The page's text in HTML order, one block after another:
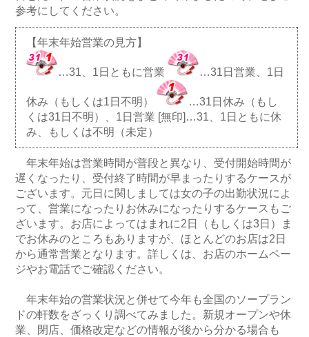
参考にしてください。
【年末年始営業の見方】
…31、1日ともに営業 …31日営業、1日
休み（もしくは1日不明）
…31日休み（もし
くは31日不明）、1日営業 [無印]…31、1日ともに休
み、もしくは不明（未定）
年末年始は営業時間が普段と異なり、受付開始時間が
遅くなったり、受付終了時間が早まったりするケースが
ございます。元日に関しましては女の子の出勤状況によ
って、営業になったりお休みになったりするケースもご
ざいます。お店によってはまれに2日（もしくは3日）ま
でお休みのところもありますが、ほとんどのお店は2日
から通常営業となります。詳しくは、お店のホームペー
ジやお電話でご確認ください。
年末年始の営業状況と併せて今年も全国のソープラン
ドの軒数をざっくり調べてみました。新規オープンや休
業、閉店、価格改定などの情報が後から分かる場合も